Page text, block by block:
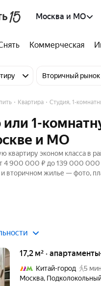
Москва и МО
Коммерческая
Вторичный рынок
Квартира Студия, 1-
1-
и МО
квартиру эконом класса в
4 900 000 ₽ до 139 000
и вторичном жилье — фото,
17,2 м² ·
Китай-город
5
Москва,